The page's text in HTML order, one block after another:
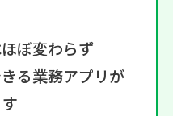
ぼ変わらず
る業務アプリが